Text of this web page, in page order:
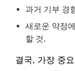
과거 기부 경
새로운 약정
할 것.
결국, 가장 중